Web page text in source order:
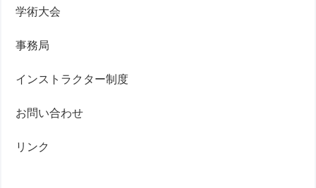
学術大会
事務局
インストラクター制度
お問い合わせ
リンク